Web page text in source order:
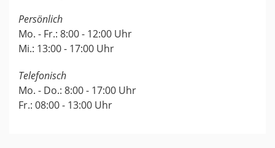
Persönlich
Mo. - Fr.: 8:00 - 12:00 Uhr
Mi.: 13:00 - 17:00 Uhr
Telefonisch
Mo. - Do.: 8:00 - 17:00 Uhr
Fr.: 08:00 - 13:00 Uhr